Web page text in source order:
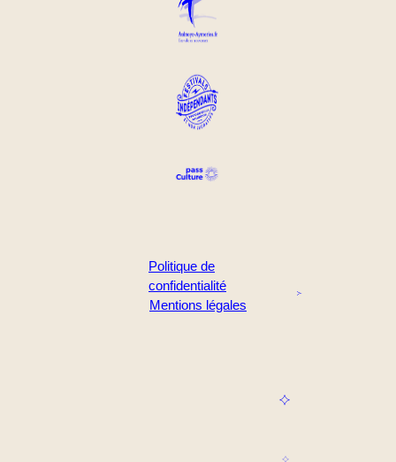
Politique de
confidentialité
Mentions légales